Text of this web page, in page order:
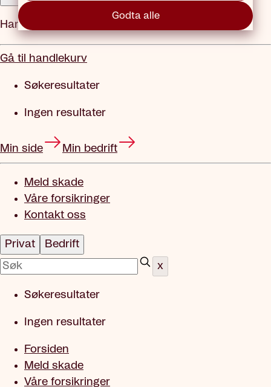
Godta alle
Handlekurv
Gå til handlekurv
Søkeresultater
Ingen resultater
Min side Min bedrift
Meld skade
Våre forsikringer
Kontakt oss
Privat
Bedrift
x
Søkeresultater
Ingen resultater
Forsiden
Meld skade
Våre forsikringer